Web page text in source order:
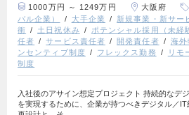
1000万円 ～ 1249万円 大阪府
バル企業）
大手企業 新規事業・新サー
衝
土日祝休み ポテンシャル採用（未経
任者
サービス責任者 開発責任者 海外
ンセンティブ制度
フレックス勤務 リモ
制度
入社後のアサイン想定プロジェクト 持続的なデ
を実現するために、企業が持つべきデジタル／IT